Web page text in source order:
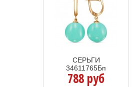
СЕРЬГИ
34611765Бп
788 руб